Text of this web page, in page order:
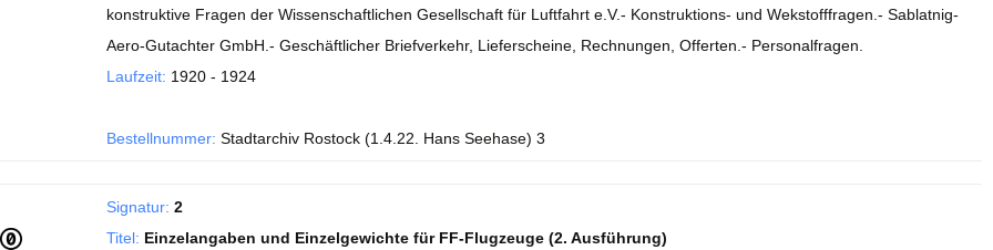
konstruktive Fragen der Wissenschaftlichen Gesellschaft für Luftfahrt e.V.- Konstruktions- und Wekstofffragen.- Sablatnig-
Aero-Gutachter GmbH.- Geschäftlicher Briefverkehr, Lieferscheine, Rechnungen, Offerten.- Personalfragen.
Laufzeit: 1920 - 1924
Bestellnummer: Stadtarchiv Rostock (1.4.22. Hans Seehase) 3
Signatur: 2
Titel: Einzelangaben und Einzelgewichte für FF-Flugzeuge (2. Ausführung)